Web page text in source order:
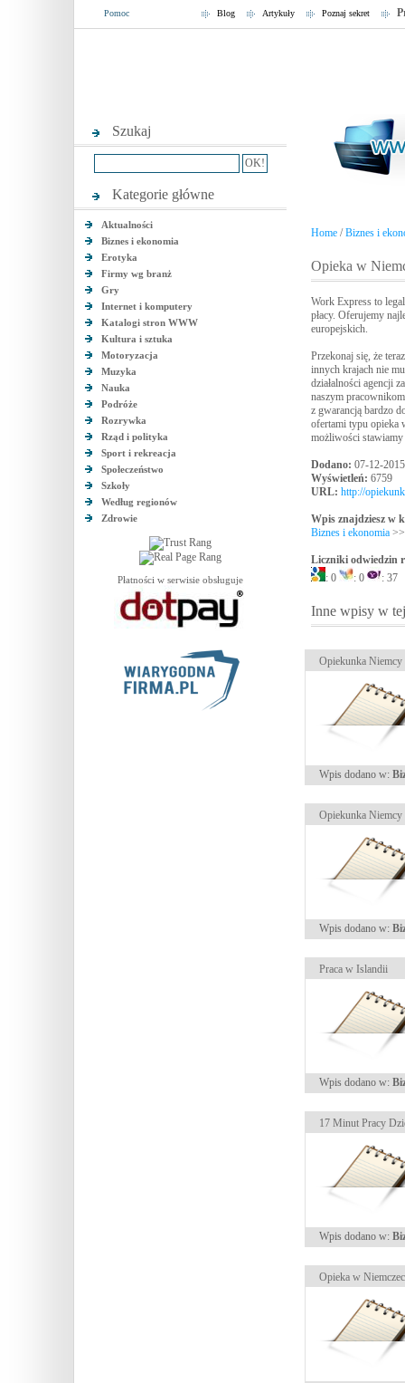
Pomoc Poznaj sekret
Artykuły
Blog
Szukaj
Kategorie główne
Aktualności
Biznes i ekonomia
Erotyka
Firmy wg branż
Gry
Internet i komputery
Katalogi stron WWW
Kultura i sztuka
Motoryzacja
Muzyka
Nauka
Podróże
Rozrywka
Rząd i polityka
Sport i rekreacja
Społeczeństwo
Szkoły
Według regionów
Zdrowie
Płatności w serwisie obsługuje
Home /Biznes i
Opieka w
Work Express to
płacy. Oferujemy
europejskich.
Przekonaj się, że
innych krajach nie
działalności agencji
naszym
z gwarancją bardzo
ofertami typu opieka
możliwości
Dodano: 07-12-
Wyświetleń: 6759
URL: http://
Wpis znajdziesz w
Biznes i ekonomia
Liczniki odwiedzin
: 0
: 0 : 37
Inne wpisy w
Opiekunka Niemcy
Wpis dodano w:
Opiekunka Niemcy
Wpis dodano w:
Praca w Islandii
Wpis dodano w:
17 Minut Pracy
Wpis dodano w:
Opieka w